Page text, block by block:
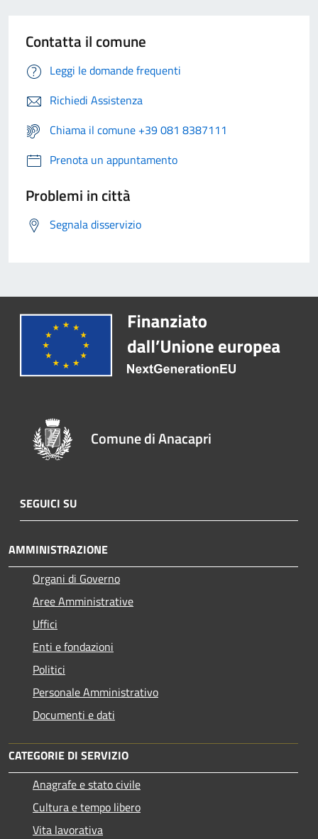
Contatta il comune
Leggi le domande frequenti
Richiedi Assistenza
Chiama il comune +39 081 8387111
Prenota un appuntamento
Problemi in città
Segnala disservizio
Comune di Anacapri
SEGUICI SU
AMMINISTRAZIONE
Organi di Governo
Aree Amministrative
Uffici
Enti e fondazioni
Politici
Personale Amministrativo
Documenti e dati
CATEGORIE DI SERVIZIO
Anagrafe e stato civile
Cultura e tempo libero
Vita lavorativa